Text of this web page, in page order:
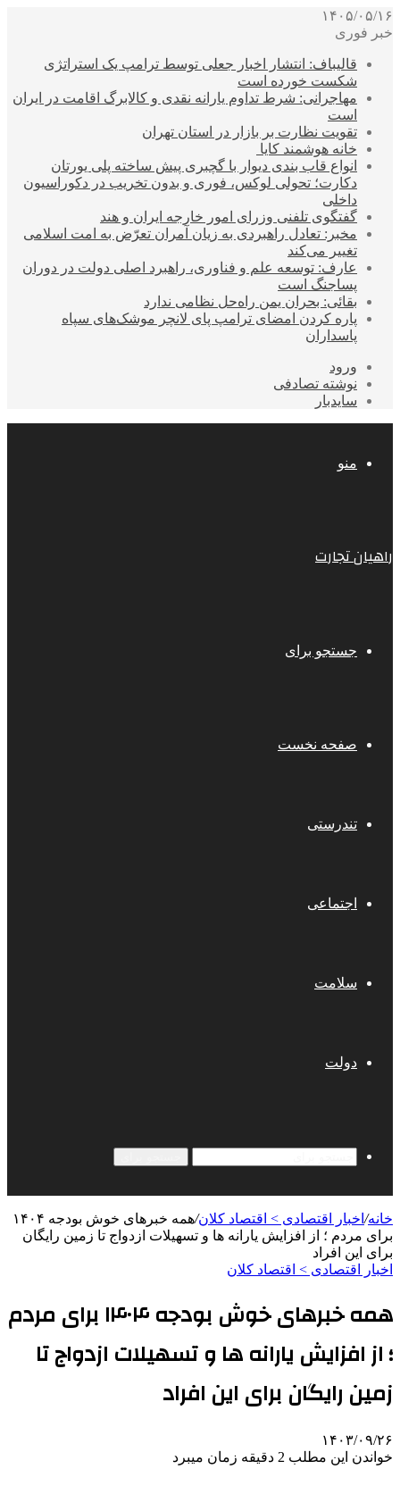
۱۴۰۵/۰۵/۱۶
خبر فوری
قالیباف: انتشار اخبار جعلی توسط ترامپ یک استراتژی
شکست خورده است
مهاجرانی: شرط تداوم یارانه نقدی و کالابرگ اقامت در ایران
است
تقویت نظارت بر بازار در استان تهران
خانه هوشمند کایا
انواع قاب بندی دیوار با گچبری پیش ساخته پلی یورتان
دکارت؛ تحولی لوکس، فوری و بدون تخریب در دکوراسیون
داخلی
گفتگوی تلفنی وزرای امور خارجه ایران و هند
مخبر: تعادل راهبردی به زیان آمران تعرّض به امت اسلامی
تغییر می‌کند
عارف: توسعه علم و فناوری، راهبرد اصلی دولت در دوران
پساجنگ است
بقائی: بحران یمن راه‌حل نظامی ندارد
پاره کردن امضای ترامپ پای لانچر موشک‌های سپاه
پاسداران
ورود
نوشته تصادفی
سایدبار
منو
راهیان تجارت
جستجو برای
صفحه نخست
تندرستی
اجتماعی
سلامت
دولت
خانه/ اخبار اقتصادی > اقتصاد كلان/
همه خبرهای‌ خوش بودجه ۱۴۰۴
برای مردم ؛ از افزایش یارانه‌ ها و تسهیلات ازدواج تا زمین رایگان
برای این افراد
اخبار اقتصادی > اقتصاد كلان
همه خبرهای‌ خوش بودجه ۱۴۰۴ برای مردم
؛ از افزایش یارانه‌ ها و تسهیلات ازدواج تا
زمین رایگان برای این افراد
۱۴۰۳/۰۹/۲۶
خواندن این مطلب 2 دقیقه زمان میبرد